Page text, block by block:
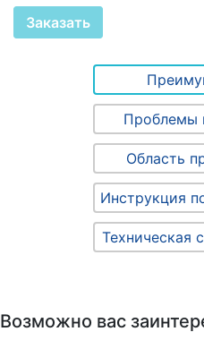
Заказать
Проблемы
Область
Инструкция
Техническая
Возможно вас